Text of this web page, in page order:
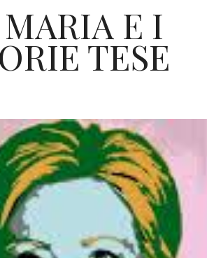
E I
TESE